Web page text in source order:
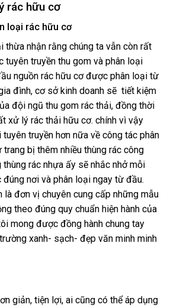
rác hữu cơ
loại rác hữu cơ
thừa nhận rằng chúng ta vẫn còn rất
tuyên truyền thu gom và phân loại
nguồn rác hữu cơ được phân loại từ
đình, cơ sở kinh doanh sẽ tiết kiệm
đội ngũ thu gom rác thải, đồng thời
xử lý rác thải hữu cơ. chính vì vậy
truyền hơn nữa về công tác phân
trang bị thêm nhiều thùng rác công
thùng rác nhựa ấy sẽ nhắc nhở mỗi
nơi và phân loại ngay từ đầu.
là đơn vị chuyên cung cấp những mẫu
theo đúng quy chuẩn hiện hành của
mong được đồng hành chung tay
xanh- sạch- đẹp văn minh minh
giản, tiện lợi, ai cũng có thể áp dụng